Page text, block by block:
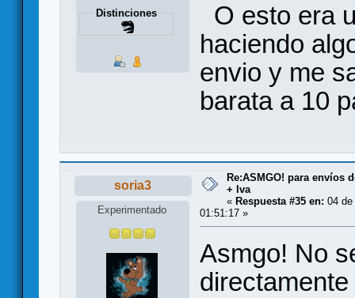
Distinciones
O esto era
haciendo
envio y me
barata a 10
soria3
Experimentado
Re:ASMGO! para envíos
+ Iva
« Respuesta #35 en: 04
01:51:17 »
Asmgo! No